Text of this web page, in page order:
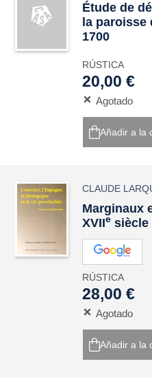
Étude de
la paroisse
1700
RÚSTICA
20,00 €
Agotado
Añadir a la
CLAUDE
Marginaux
XVIIe siècle
RÚSTICA
28,00 €
Agotado
Añadir a la